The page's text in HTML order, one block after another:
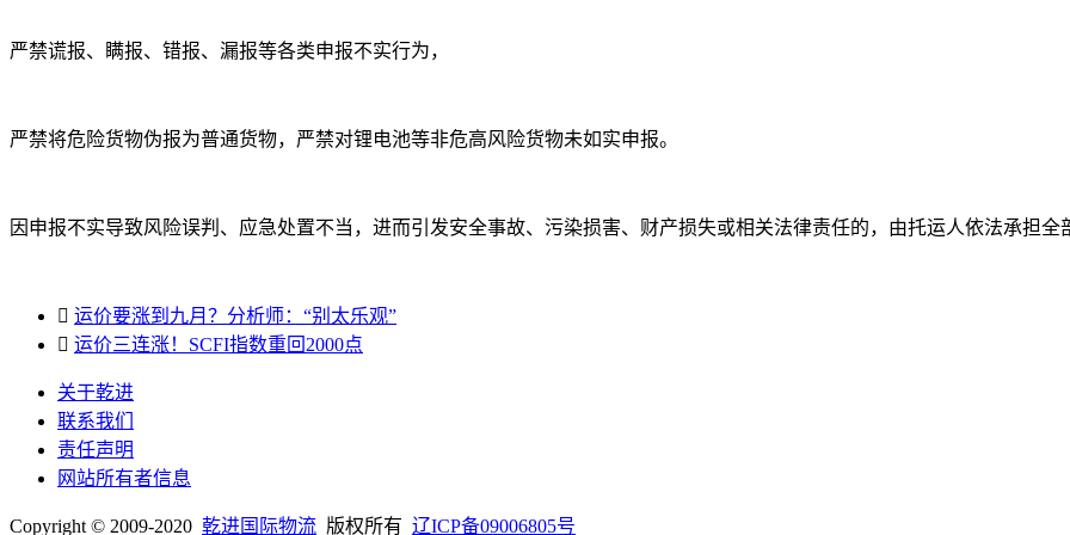
严禁谎报、瞒报、错报、漏报等各类申报不实行为，
严禁将危险货物伪报为普通货物，严禁对锂电池等非危高风险货物未如实申报。
因申报不实导致风险误判、应急处置不当，进而引发安全事故、污染损害、财产损失或相关法律责任的，由托运人依法承担全
 运价要涨到九月？分析师：“别太乐观”
 运价三连涨！SCFI指数重回2000点
关于乾进
联系我们
责任声明
网站所有者信息
Copyright © 2009-2020 乾进国际物流 版权所有 辽ICP备09006805号